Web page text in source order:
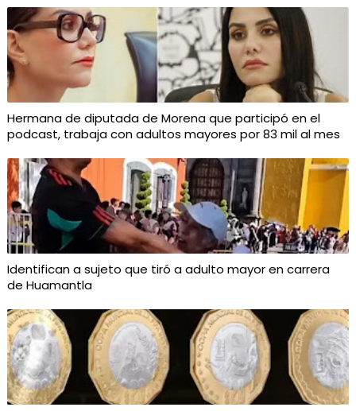
Hermana de diputada de Morena que participó en el
podcast, trabaja con adultos mayores por 83 mil al mes
Identifican a sujeto que tiró a adulto mayor en carrera
de Huamantla